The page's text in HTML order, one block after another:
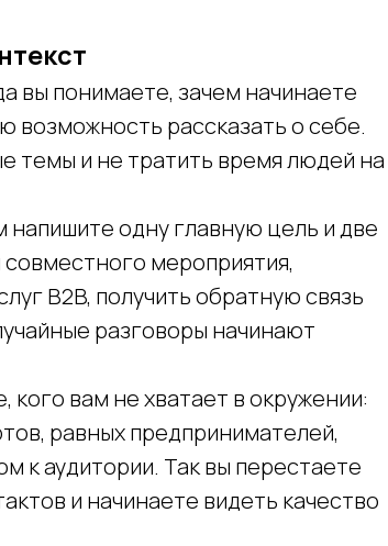
вы понимаете, зачем начинаете
возможность рассказать о себе.
темы и не тратить время людей на
одну главную цель и две
мероприятия,
B2B, получить обратную связь
разговоры начинают
вам не хватает в окружении:
равных предпринимателей,
к аудитории. Так вы перестаете
и начинаете видеть качество